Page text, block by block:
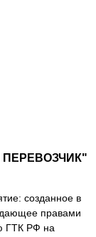
ПЕРЕВОЗЧИК"
созданное в
правами
ГТК РФ на